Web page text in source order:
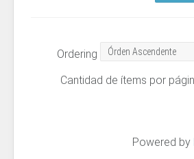
Ordering
Cantidad de ítems por
Powered by